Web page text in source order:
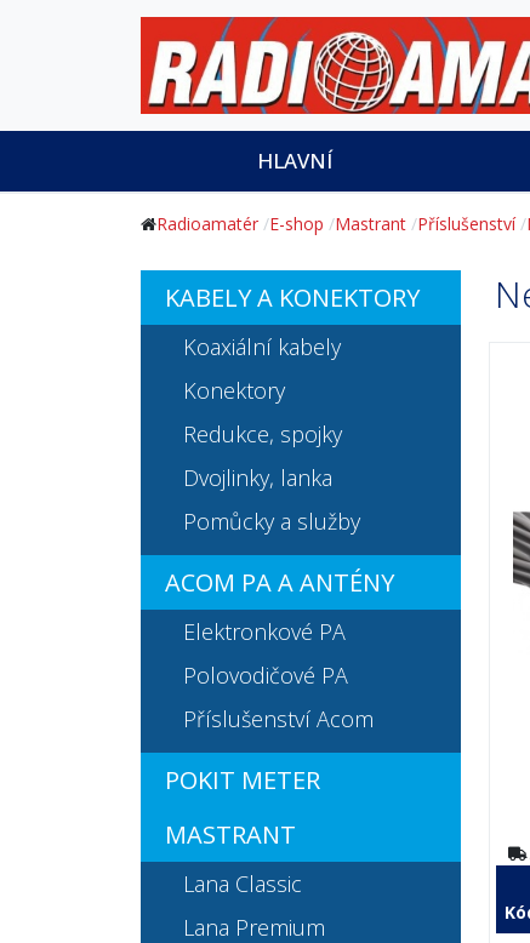
HLAVNÍ
Radioamatér E-shop Mastrant Příslušenství
KABELY A KONEKTORY
Koaxiální kabely
Konektory
Redukce, spojky
Dvojlinky, lanka
Pomůcky a služby
ACOM PA A ANTÉNY
Elektronkové PA
Polovodičové PA
Příslušenství Acom
POKIT METER
MASTRANT
Lana Classic
Lana Premium